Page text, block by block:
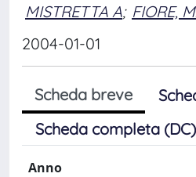
MISTRETTA A; FIORE,
2004-01-01
Scheda breve
Scheda completa (DC)
Anno